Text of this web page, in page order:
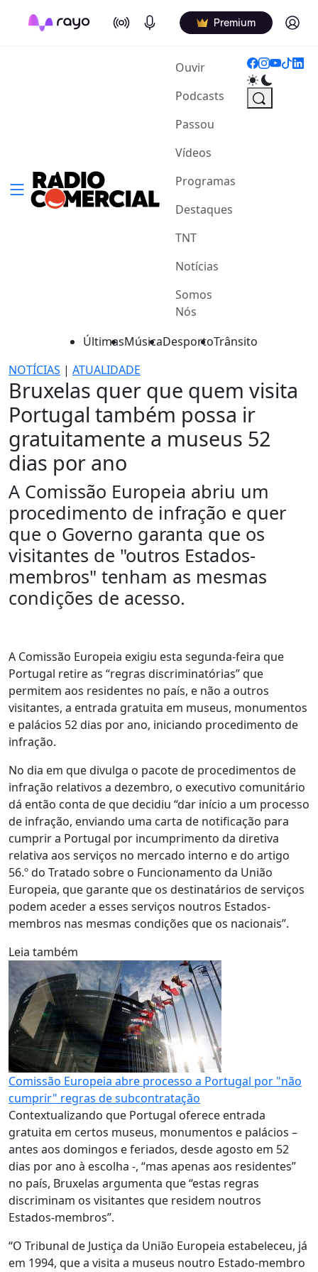
On Air Podcasts Premium Log in
Ouvir(current)
Podcasts
Passou
Vídeos
Programas
Destaques
TNT
Notícias
Somos
Nós
ÚltimasMúsicaDesportoTrânsito
NOTÍCIAS | ATUALIDADE
Bruxelas quer que quem visita
Portugal também possa ir
gratuitamente a museus 52
dias por ano
A Comissão Europeia abriu um
procedimento de infração e quer
que o Governo garanta que os
visitantes de "outros Estados-
membros" tenham as mesmas
condições de acesso.
A Comissão Europeia exigiu esta segunda-feira que
Portugal retire as “regras discriminatórias” que
permitem aos residentes no país, e não a outros
visitantes, a entrada gratuita em museus, monumentos
e palácios 52 dias por ano, iniciando procedimento de
infração.
No dia em que divulga o pacote de procedimentos de
infração relativos a dezembro, o executivo comunitário
dá então conta de que decidiu “dar início a um processo
de infração, enviando uma carta de notificação para
cumprir a Portugal por incumprimento da diretiva
relativa aos serviços no mercado interno e do artigo
56.º do Tratado sobre o Funcionamento da União
Europeia, que garante que os destinatários de serviços
podem aceder a esses serviços noutros Estados-
membros nas mesmas condições que os nacionais”.
Leia também
Comissão Europeia abre processo a Portugal por "não
cumprir" regras de subcontratação
Contextualizando que Portugal oferece entrada
gratuita em certos museus, monumentos e palácios –
antes aos domingos e feriados, desde agosto em 52
dias por ano à escolha -, “mas apenas aos residentes”
no país, Bruxelas argumenta que “estas regras
discriminam os visitantes que residem noutros
Estados-membros”.
“O Tribunal de Justiça da União Europeia estabeleceu, já
em 1994, que a visita a museus noutro Estado-membro